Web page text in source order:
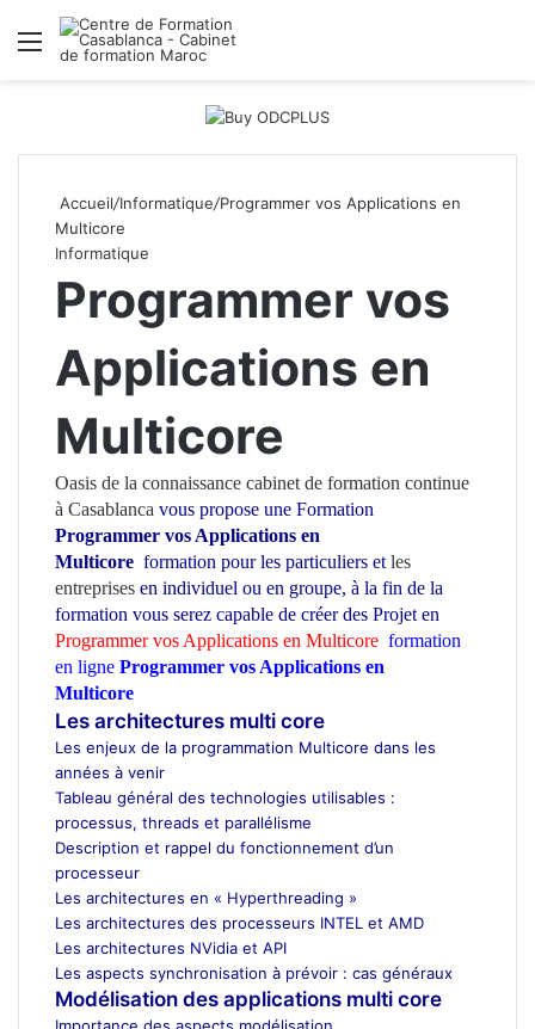
Menu
Accueil/Informatique/Programmer vos Applications en
Multicore
Informatique
Programmer vos
Applications en
Multicore
Oasis de la connaissance cabinet de formation continue
à Casablanca vous propose une Formation
Programmer vos Applications en
Multicore formation pour les particuliers et les
entreprises en individuel ou en groupe, à la fin de la
formation vous serez capable de créer des Projet en
Programmer vos Applications en Multicore formation
en ligne Programmer vos Applications en
Multicore
Les architectures multi core
Les enjeux de la programmation Multicore dans les
années à venir
Tableau général des technologies utilisables :
processus, threads et parallélisme
Description et rappel du fonctionnement d’un
processeur
Les architectures en « Hyperthreading »
Les architectures des processeurs INTEL et AMD
Les architectures NVidia et API
Les aspects synchronisation à prévoir : cas généraux
Modélisation des applications multi core